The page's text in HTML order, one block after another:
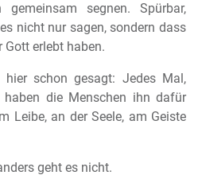
segnen. Spürbar,
nicht nur sagen, sondern dass
Gott erlebt haben.
schon gesagt: Jedes Mal,
die Menschen ihn dafür
Leibe, an der Seele, am Geiste
geht es nicht.